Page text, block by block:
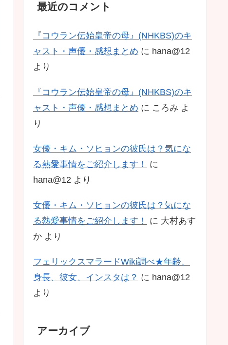
最近のコメント
『コウラン伝始皇帝の母』(NHKBS)のキ
ャスト・声優・感想まとめ に hana@12
より
『コウラン伝始皇帝の母』(NHKBS)のキ
ャスト・声優・感想まとめ に ころみ よ
り
女優・キム・ソヒョンの彼氏は？気にな
る熱愛事情をご紹介します！
に
hana@12 より
女優・キム・ソヒョンの彼氏は？気にな
る熱愛事情をご紹介します！
に 大村あす
か より
フェリックスマラードWiki調べ★年齢、
身長、彼女、インスタは？ に hana@12
より
アーカイブ